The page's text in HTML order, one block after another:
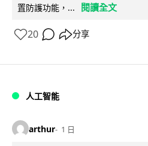
置防護功能，...
閱讀全文
20 分享
人工智能
arthur 1 日